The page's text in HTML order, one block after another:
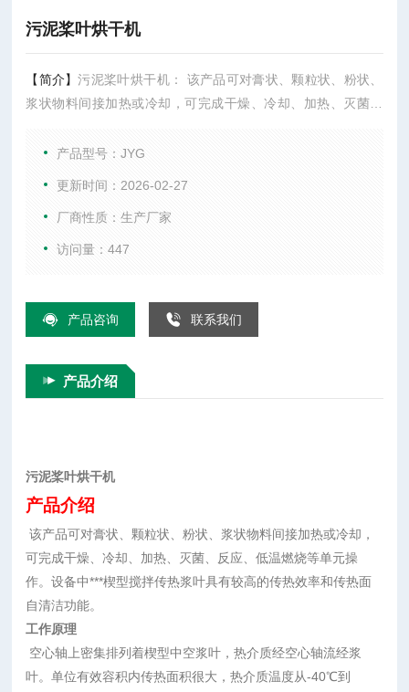
污泥桨叶烘干机
【简介】污泥桨叶烘干机： 该产品可对膏状、颗粒状、粉状、
浆状物料间接加热或冷却，可完成干燥、冷却、加热、灭菌、
较高的传热效率和传热面自清洁功能。
产品型号：JYG
更新时间：2026-02-27
厂商性质：生产厂家
访问量：447
产品咨询 联系我们
产品介绍
污泥桨叶烘干机
产品介绍
该产品可对膏状、颗粒状、粉状、浆状物料间接加热或冷却，
可完成干燥、冷却、加热、灭菌、反应、低温燃烧等单元操
作。设备中***楔型搅拌传热浆叶具有较高的传热效率和传热面
自清洁功能。
工作原理
空心轴上密集排列着楔型中空浆叶，热介质经空心轴流经浆
叶。单位有效容积内传热面积很大，热介质温度从-40℃到